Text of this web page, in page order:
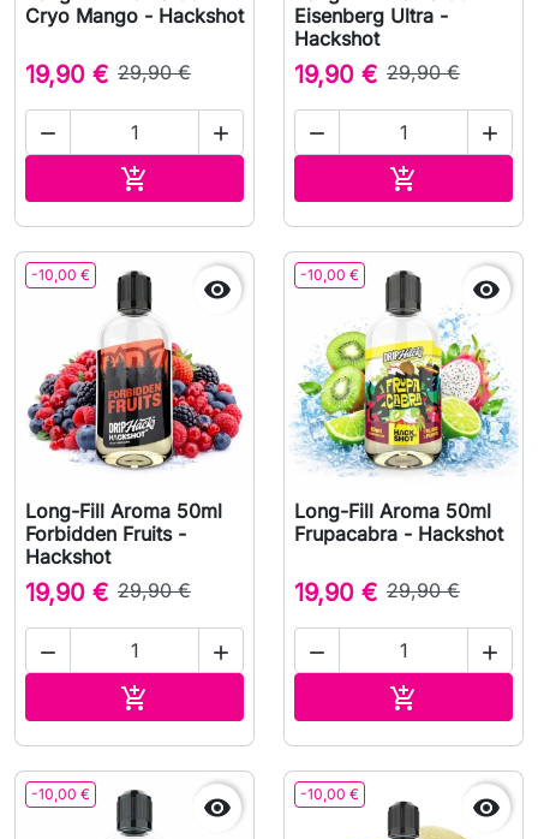
Cryo Mango - Hackshot
19,90 € 29,90 €
 

Eisenberg Ultra -
Hackshot
19,90 € 29,90 €
 

-10,00 € 
Long-Fill Aroma 50ml
Forbidden Fruits -
Hackshot
19,90 € 29,90 €
 

-10,00 € 
Long-Fill Aroma 50ml
Frupacabra - Hackshot
19,90 € 29,90 €
 

-10,00 €  -10,00 € 